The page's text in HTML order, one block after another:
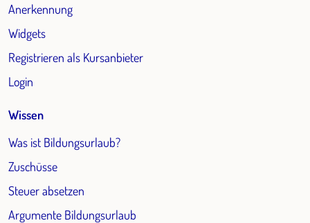
Anerkennung
Widgets
Registrieren als Kursanbieter
Login
Wissen
Was ist Bildungsurlaub?
Zuschüsse
Steuer absetzen
Argumente Bildungsurlaub